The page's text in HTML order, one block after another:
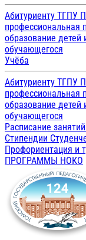
Абитуриенту ТГПУ
профессиональная
образование детей
обучающегося
Учёба
Абитуриенту ТГПУ
профессиональная
образование детей
обучающегося
Расписание занятий
Стипендии
Профориентация и
ПРОГРАММЫ НОКО